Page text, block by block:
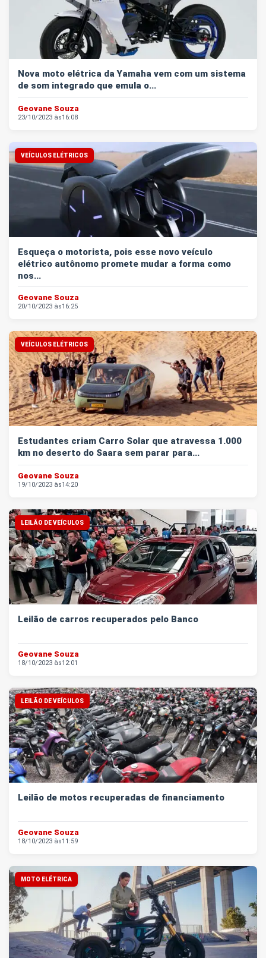
Nova moto elétrica da Yamaha vem com um sistema
de som integrado que emula o...
Geovane Souza
23/10/2023 às16:08
VEÍCULOS ELÉTRICOS
Esqueça o motorista, pois esse novo veículo
elétrico autônomo promete mudar a forma como
nos...
Geovane Souza
20/10/2023 às16:25
VEÍCULOS ELÉTRICOS
Estudantes criam Carro Solar que atravessa 1.000
km no deserto do Saara sem parar para...
Geovane Souza
19/10/2023 às14:20
LEILÃO DE VEÍCULOS
Leilão de carros recuperados pelo Banco
Geovane Souza
18/10/2023 às12:01
LEILÃO DE VEÍCULOS
Leilão de motos recuperadas de financiamento
Geovane Souza
18/10/2023 às11:59
MOTO ELÉTRICA